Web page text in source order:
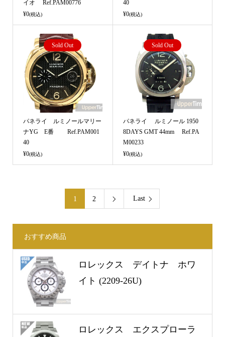
イオ Ref.PAM00776
¥0(税込)
40
¥0(税込)
Sold Out
パネライ ルミノールマリー
ナYG E番 Ref.PAM001
40
¥0(税込)
Sold Out
パネライ ルミノール 1950
8DAYS GMT 44mm Ref.PA
M00233
¥0(税込)
1 2  Last
おすすめ商品
ロレックス デイトナ ホワ
イト (2209-26U)
ロレックス エクスプローラ